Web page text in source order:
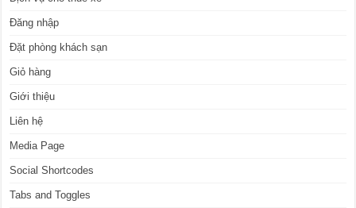
Đăng nhập
Đặt phòng khách sạn
Giỏ hàng
Giới thiệu
Liên hệ
Media Page
Social Shortcodes
Tabs and Toggles